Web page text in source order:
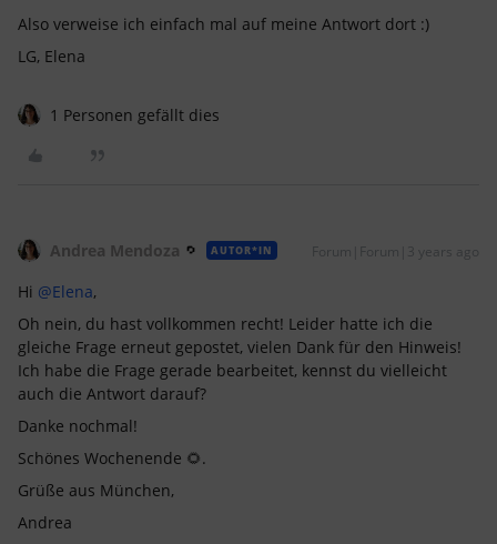
Also verweise ich einfach mal auf meine Antwort dort :)
LG, Elena
1 Personen gefällt dies
Andrea Mendoza AUTOR*IN Forum|Forum|3 years ago
Hi @Elena,
Oh nein, du hast vollkommen recht! Leider hatte ich die
gleiche Frage erneut gepostet, vielen Dank für den Hinweis!
Ich habe die Frage gerade bearbeitet, kennst du vielleicht
auch die Antwort darauf?
Danke nochmal!
Schönes Wochenende 🌻.
Grüße aus München,
Andrea